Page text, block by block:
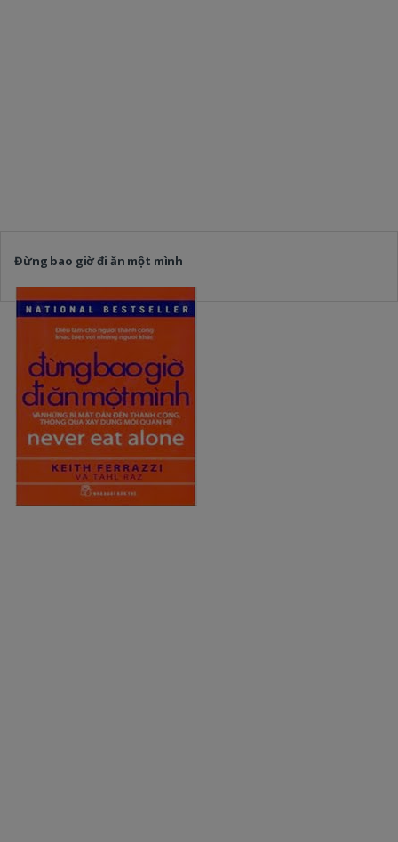
Đừng bao giờ đi ăn một mình